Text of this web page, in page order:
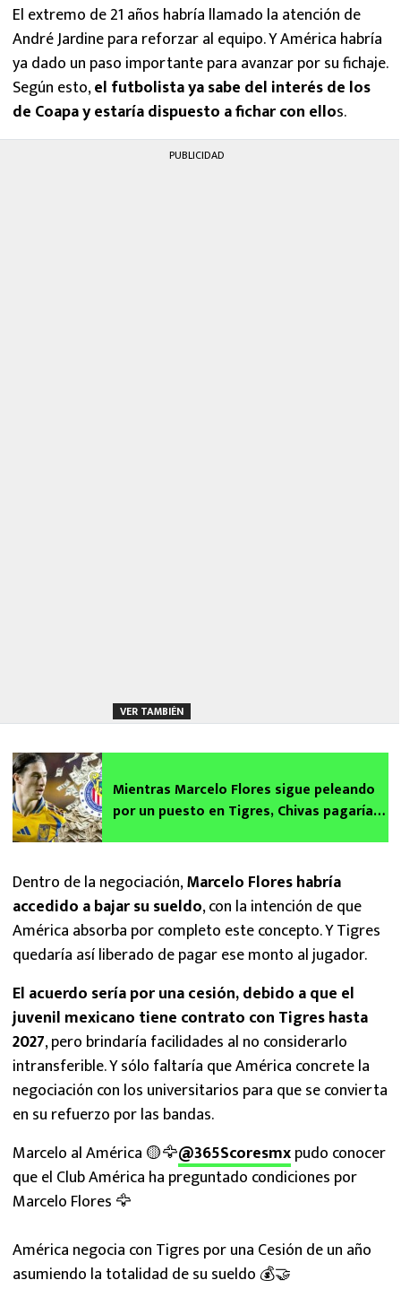
El extremo de 21 años habría llamado la atención de
André Jardine para reforzar al equipo. Y América habría
ya dado un paso importante para avanzar por su fichaje.
Según esto,el futbolista ya sabe del interés de los
de Coapa y estaría dispuesto a fichar con ellos.
PUBLICIDAD
VER TAMBIÉN
Mientras Marcelo Flores sigue peleando
por un puesto en Tigres, Chivas pagaría
Dentro de la negociación,Marcelo Flores habría
accedido a bajar su sueldo, con la intención de que
América absorba por completo este concepto. Y Tigres
quedaría así liberado de pagar ese monto al jugador.
El acuerdo sería por una cesión, debido a que el
juvenil mexicano tiene contrato con Tigres hasta
2027, pero brindaría facilidades al no considerarlo
intransferible. Y sólo faltaría que América concrete la
negociación con los universitarios para que se convierta
en su refuerzo por las bandas.
Marcelo al América 🟡🦅@365Scoresmxpudo conocer
que el Club América ha preguntado condiciones por
Marcelo Flores 🦅
América negocia con Tigres por una Cesión de un año
asumiendo la totalidad de su sueldo 💰🤝